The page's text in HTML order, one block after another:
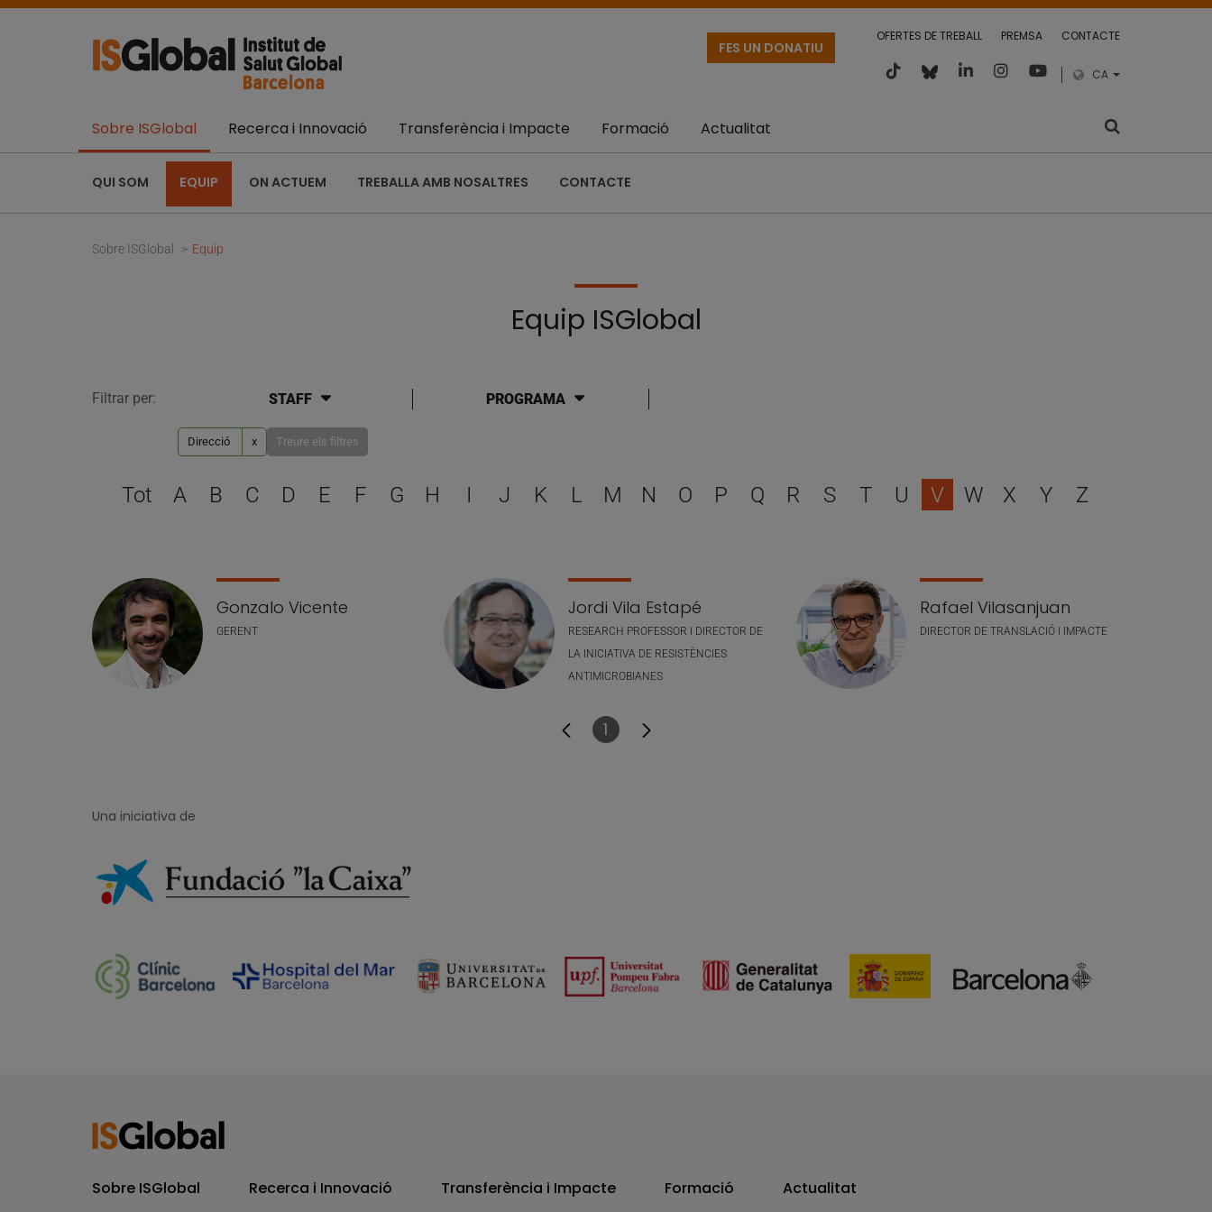
OFERTES DE TREBALL PREMSA CONTACTE
CA
FES UN DONATIU
Sobre ISGlobal
QUI SOM EQUIP ON ACTUEM TREBALLA AMB NOSALTRES CONTACTE
Recerca i Innovació Transferència i Impacte Formació Actualitat
Sobre ISGlobal Equip
Equip ISGlobal
Filtrar per: STAFF PROGRAMA
Direcció x Treure els filtres
Escull una lletra per filtrar
Tot A B C D E F G H I J K L M N O P Q R S T U V W X Y Z
Llistat de personal
Gonzalo Vicente
GERENT
Jordi Vila Estapé
RESEARCH PROFESSOR I DIRECTOR DE
LA INICIATIVA DE RESISTÈNCIES
ANTIMICROBIANES
Rafael Vilasanjuan
DIRECTOR DE TRANSLACIÓ I IMPACTE
Pàgina
1
Una iniciativa de
Sobre ISGlobal Recerca i Innovació Transferència i Impacte Formació Actualitat